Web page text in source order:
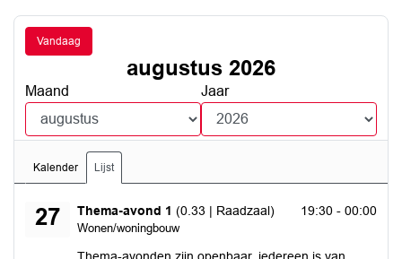
Vandaag
augustus 2026
Maand Jaar
Kalender Lijst
27 Thema-avond 1 (0.33 | Raadzaal)
Wonen/woningbouw
donderdag 27 augustus 2026 19:30 - 00:00